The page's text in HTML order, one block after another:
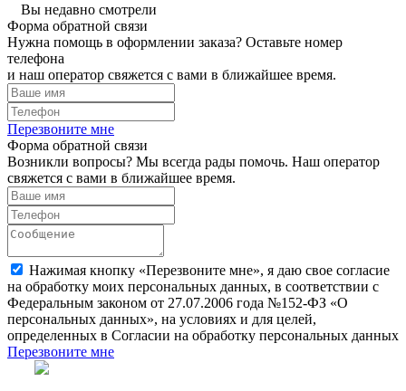
Вы недавно смотрели
Форма обратной связи
Нужна помощь в оформлении заказа? Оставьте номер
телефона
и наш оператор свяжется с вами в ближайшее время.
Перезвоните мне
Форма обратной связи
Возникли вопросы? Мы всегда рады помочь. Наш оператор
свяжется с вами в ближайшее время.
Нажимая кнопку «Перезвоните мне», я даю свое согласие
на обработку моих персональных данных, в соответствии с
Федеральным законом от 27.07.2006 года №152-ФЗ «О
персональных данных», на условиях и для целей,
определенных в Согласии на обработку персональных данных
Перезвоните мне